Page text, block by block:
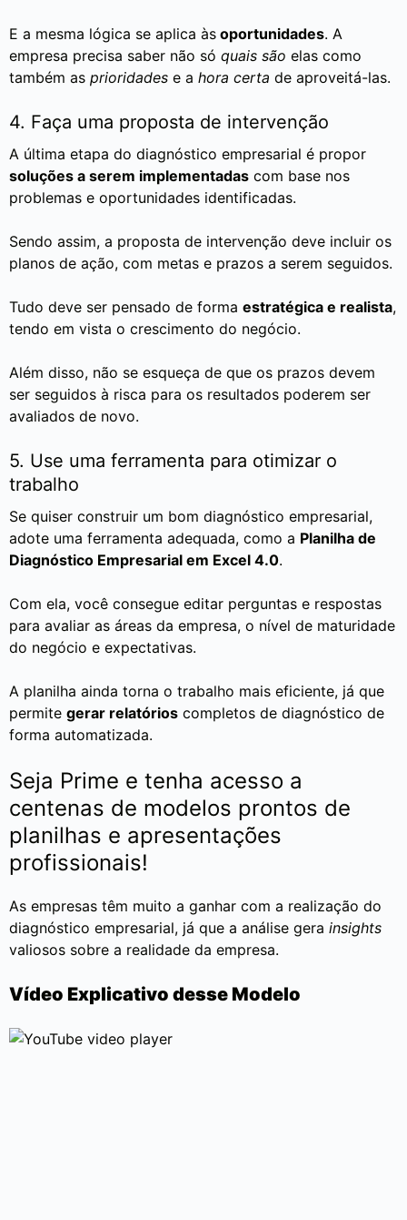
E a mesma lógica se aplica às oportunidades. A
empresa precisa saber não só quais são elas como
também as prioridades e a hora certa de aproveitá-las.
4. Faça uma proposta de intervenção
A última etapa do diagnóstico empresarial é propor
soluções a serem implementadas com base nos
problemas e oportunidades identificadas.
Sendo assim, a proposta de intervenção deve incluir os
planos de ação, com metas e prazos a serem seguidos.
Tudo deve ser pensado de forma estratégica e realista,
tendo em vista o crescimento do negócio.
Além disso, não se esqueça de que os prazos devem
ser seguidos à risca para os resultados poderem ser
avaliados de novo.
5. Use uma ferramenta para otimizar o
trabalho
Se quiser construir um bom diagnóstico empresarial,
adote uma ferramenta adequada, como a Planilha de
Diagnóstico Empresarial em Excel 4.0.
Com ela, você consegue editar perguntas e respostas
para avaliar as áreas da empresa, o nível de maturidade
do negócio e expectativas.
A planilha ainda torna o trabalho mais eficiente, já que
permite gerar relatórios completos de diagnóstico de
forma automatizada.
Seja Prime e tenha acesso a
centenas de modelos prontos de
planilhas e apresentações
profissionais!
As empresas têm muito a ganhar com a realização do
diagnóstico empresarial, já que a análise gera insights
valiosos sobre a realidade da empresa.
Vídeo Explicativo desse Modelo